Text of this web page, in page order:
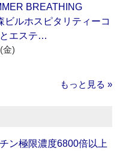
BREATHING
ビルホスピタリティーコ
エステ…
金)
もっと見る »
ン極限濃度6800倍以上